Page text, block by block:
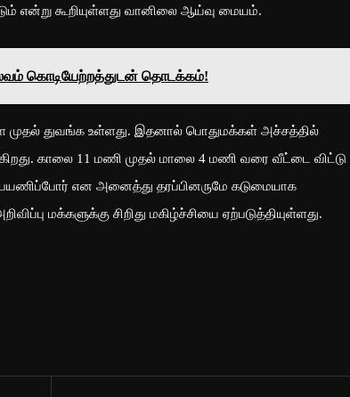
கூறியுள்ளது வானிலை ஆய்வு மையம்.
கொடியேற்றத்துடன் தொடக்கம்!
முதல் துவங்க உள்ளது. இதனால் பொதுமக்கள் அச்சத்தில்
காலை 11 மணி முதல் மாலை 4 மணி வரை வீட்டை விட்டு
என அனைத்து தரப்பினருமே கடுமையாக
மக்களுக்கு சிறிது மகிழ்ச்சியை ஏற்படுத்தியுள்ளது.